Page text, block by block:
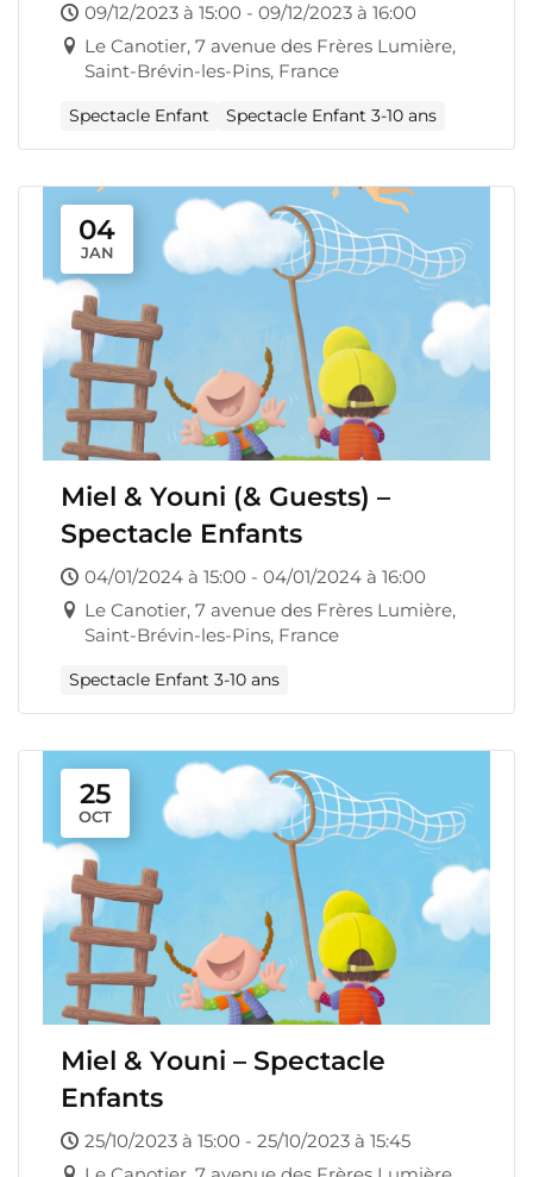
09/12/2023 à 15:00 - 09/12/2023 à 16:00
Le Canotier, 7 avenue des Frères Lumière,
Saint-Brévin-les-Pins, France
Spectacle Enfant Spectacle Enfant 3-10 ans
04
JAN
Miel & Youni (& Guests) –
Spectacle Enfants
04/01/2024 à 15:00 - 04/01/2024 à 16:00
Le Canotier, 7 avenue des Frères Lumière,
Saint-Brévin-les-Pins, France
Spectacle Enfant 3-10 ans
25
OCT
Miel & Youni – Spectacle
Enfants
25/10/2023 à 15:00 - 25/10/2023 à 15:45